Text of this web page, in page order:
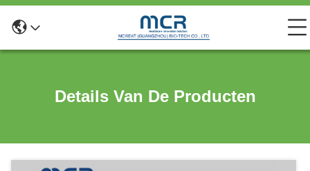
Details Van De Producten